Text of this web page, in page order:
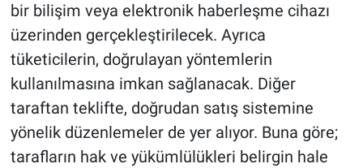
bir bilişim veya elektronik haberleşme cihazı
üzerinden gerçekleştirilecek. Ayrıca
tüketicilerin, doğrulayan yöntemlerin
kullanılmasına imkan sağlanacak. Diğer
taraftan teklifte, doğrudan satış sistemine
yönelik düzenlemeler de yer alıyor. Buna göre;
tarafların hak ve yükümlülükleri belirgin hale
Koronavirüs
Kültür Sanat
Ne demişti
Nedir